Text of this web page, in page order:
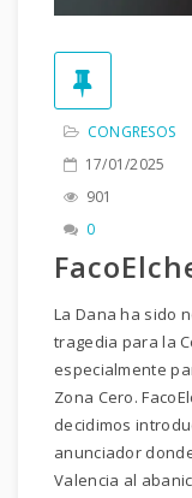
CONGRESOS
17/01/2025
901
0
La Dana ha sido
tragedia para la
especialmente
Zona Cero.
decidimos
anunciador
Valencia al